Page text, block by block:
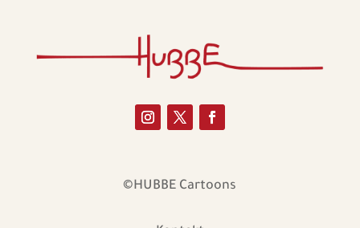
©HUBBE Cartoons